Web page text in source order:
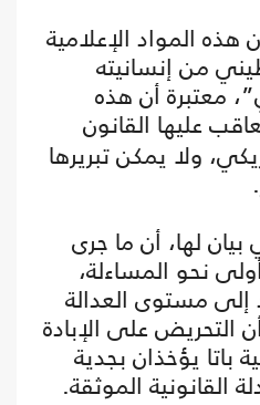
المواد الإعلامية
من إنسانيته
معتبرة أن هذه
عليها القانون
ولا يمكن تبريرها
لها، أن ما جرى
نحو المساءلة،
مستوى العدالة
التحريض على الإبادة
باتا يؤخذان بجدية
القانونية الموثقة.